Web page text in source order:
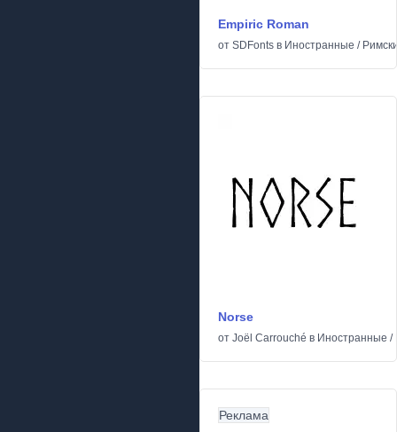
Empiric Roman
от SDFonts в Иностранные /
Norse
от Joël Carrouché в Иностранные /
Реклама